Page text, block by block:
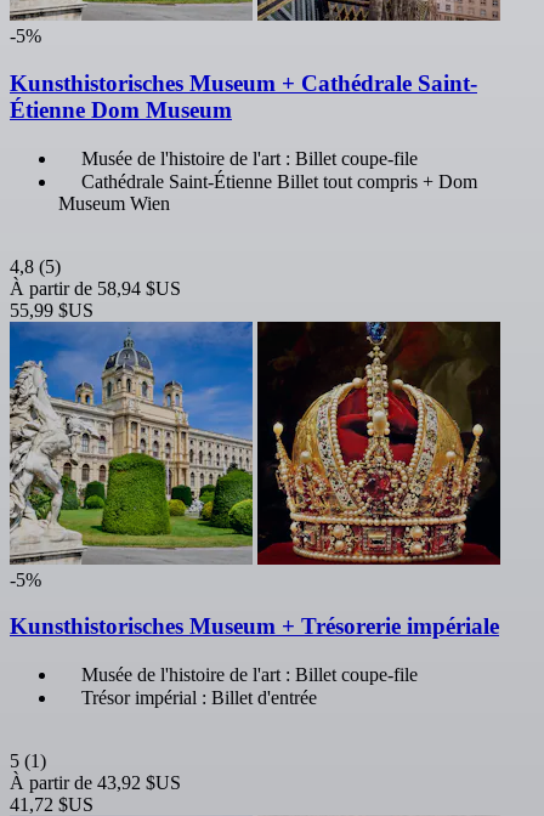
-5%
Kunsthistorisches Museum + Cathédrale Saint-
Étienne Dom Museum
Musée de l'histoire de l'art : Billet coupe-file
Cathédrale Saint-Étienne Billet tout compris + Dom
Museum Wien
4,8 (5)
À partir de 58,94 $US
55,99 $US
-5%
Kunsthistorisches Museum + Trésorerie impériale
Musée de l'histoire de l'art : Billet coupe-file
Trésor impérial : Billet d'entrée
5 (1)
À partir de 43,92 $US
41,72 $US